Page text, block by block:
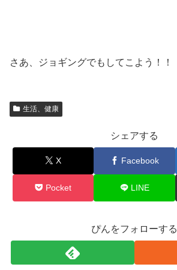
さあ、ジョギングでもしてこよう！！
生活、健康
シェアする
X Facebook
Pocket LINE
ぴんをフォローする